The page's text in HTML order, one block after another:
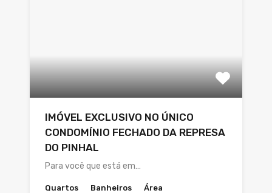
IMÓVEL EXCLUSIVO NO ÚNICO
CONDOMÍNIO FECHADO DA REPRESA
DO PINHAL
Para você que está em…
Quartos Banheiros Área